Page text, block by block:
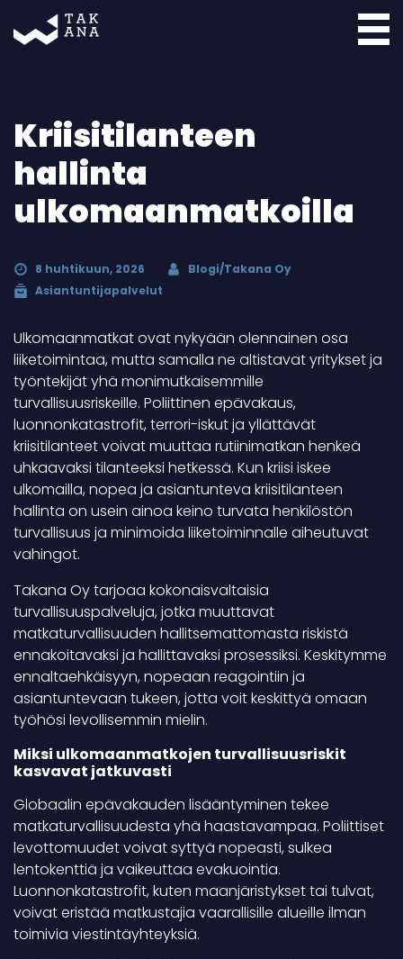
Kriisitilanteen
hallinta
ulkomaanmatkoilla
8 huhtikuun, 2026
Blogi/Takana Oy
Asiantuntijapalvelut
Ulkomaanmatkat ovat nykyään olennainen osa
liiketoimintaa, mutta samalla ne altistavat yritykset ja
työntekijät yhä monimutkaisemmille
turvallisuusriskeille. Poliittinen epävakaus,
luonnonkatastrofit, terrori-iskut ja yllättävät
kriisitilanteet voivat muuttaa rutiinimatkan henkeä
uhkaavaksi tilanteeksi hetkessä. Kun kriisi iskee
ulkomailla, nopea ja asiantunteva kriisitilanteen
hallinta on usein ainoa keino turvata henkilöstön
turvallisuus ja minimoida liiketoiminnalle aiheutuvat
vahingot.
Takana Oy tarjoaa kokonaisvaltaisia
turvallisuuspalveluja, jotka muuttavat
matkaturvallisuuden hallitsemattomasta riskistä
ennakoitavaksi ja hallittavaksi prosessiksi. Keskitymme
ennaltaehkäisyyn, nopeaan reagointiin ja
asiantuntevaan tukeen, jotta voit keskittyä omaan
työhösi levollisemmin mielin.
Miksi ulkomaanmatkojen turvallisuusriskit
kasvavat jatkuvasti
Globaalin epävakauden lisääntyminen tekee
matkaturvallisuudesta yhä haastavampaa. Poliittiset
levottomuudet voivat syttyä nopeasti, sulkea
lentokenttiä ja vaikeuttaa evakuointia.
Luonnonkatastrofit, kuten maanjäristykset tai tulvat,
voivat eristää matkustajia vaarallisille alueille ilman
toimivia viestintäyhteyksiä.